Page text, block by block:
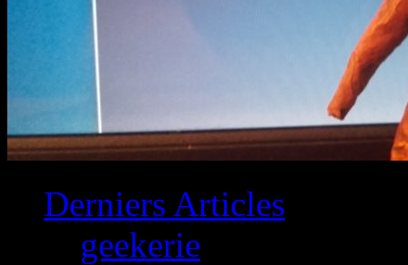
Derniers Articles
geekerie